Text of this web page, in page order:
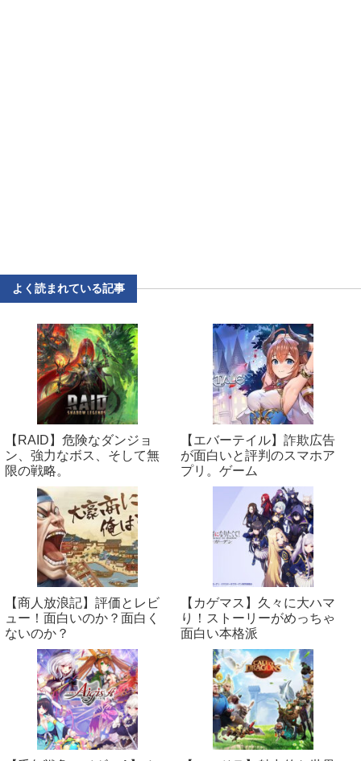
よく読まれている記事
【RAID】危険なダンジョ
ン、強力なボス、そして無
限の戦略。
【エバーテイル】詐欺広告
が面白いと評判のスマホア
プリ。ゲーム
【商人放浪‪記】評価とレビ
ュー！面白いのか？面白く
ないのか？
【カゲマス】久々に大ハマ
り！ストーリーがめっちゃ
面白い本格派